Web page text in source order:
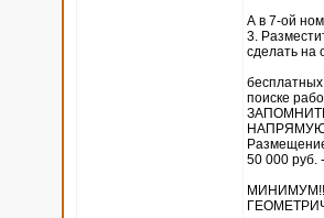
А в 7-ой
3.
сделать на
поиске
50 000 руб.